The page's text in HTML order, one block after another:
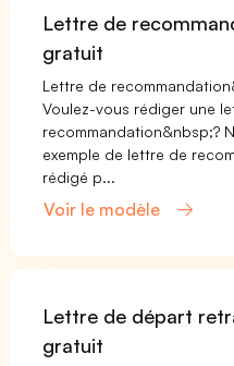
Lettre de
gratuit
Lettre de
Voulez-vous rédiger une
recommandation&nbsp;?
exemple de lettre de
rédigé p...
Voir le modèle
Lettre de départ
gratuit